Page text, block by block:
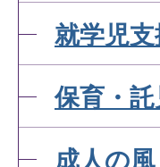
就学児支
保育・
成人の